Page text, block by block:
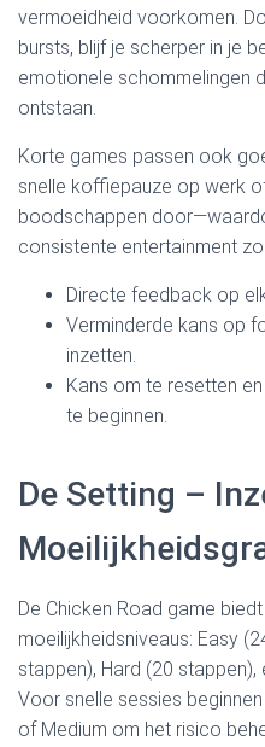
vermoeidheid voorkomen.
bursts, blijf je scherper in je
emotionele schommelingen
ontstaan.
Korte games passen ook
snelle koffiepauze op werk
boodschappen
consistente entertainment
Directe feedback op
Verminderde kans op
inzetten.
Kans om te resetten
te beginnen.
De Setting –
De Chicken Road game
moeilijkheidsniveaus: Easy
stappen), Hard (20
Voor snelle sessies
of Medium om het risico